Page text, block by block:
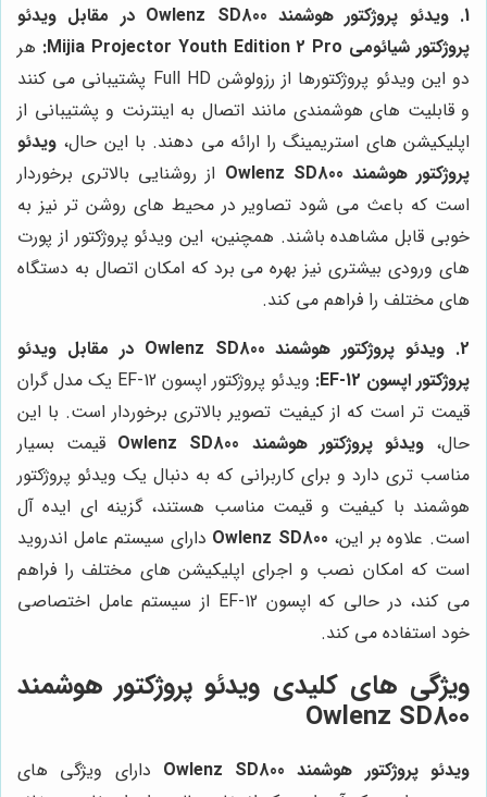
1. ویدئو پروژکتور هوشمند Owlenz SD800 در مقابل ویدئو
پروژکتور شیائومی Mijia Projector Youth Edition 2 Pro:
هر
دو این ویدئو پروژکتورها از رزولوشن Full HD پشتیبانی می کنند
و قابلیت های هوشمندی مانند اتصال به اینترنت و پشتیبانی از
اپلیکیشن های استریمینگ را ارائه می دهند. با این حال، ویدئو
پروژکتور هوشمند Owlenz SD800
از روشنایی بالاتری برخوردار
است که باعث می شود تصاویر در محیط های روشن تر نیز به
خوبی قابل مشاهده باشند. همچنین، این ویدئو پروژکتور از پورت
های ورودی بیشتری نیز بهره می برد که امکان اتصال به دستگاه
های مختلف را فراهم می کند.
2. ویدئو پروژکتور هوشمند Owlenz SD800 در مقابل ویدئو
پروژکتور اپسون EF-12:
ویدئو پروژکتور اپسون EF-12 یک مدل گران
قیمت تر است که از کیفیت تصویر بالاتری برخوردار است. با این
حال،ویدئو پروژکتور هوشمند Owlenz SD800
قیمت بسیار
مناسب تری دارد و برای کاربرانی که به دنبال یک ویدئو پروژکتور
هوشمند با کیفیت و قیمت مناسب هستند، گزینه ای ایده آل
است. علاوه بر این، Owlenz SD800 دارای سیستم عامل اندروید
است که امکان نصب و اجرای اپلیکیشن های مختلف را فراهم
می کند، در حالی که اپسون EF-12 از سیستم عامل اختصاصی
خود استفاده می کند.
ویژگی های کلیدی ویدئو پروژکتور هوشمند
Owlenz SD800
ویدئو پروژکتور هوشمند Owlenz SD800
دارای ویژگی های